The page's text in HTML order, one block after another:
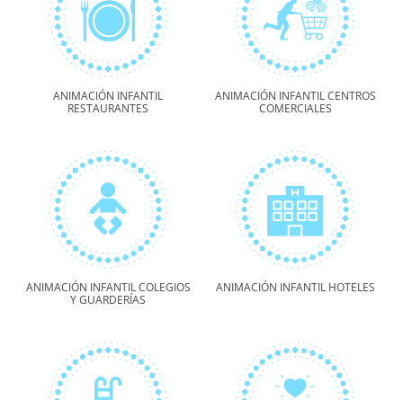
ANIMACIÓN INFANTIL
RESTAURANTES
ANIMACIÓN INFANTIL CENTROS
COMERCIALES
ANIMACIÓN INFANTIL COLEGIOS
Y GUARDERÍAS
ANIMACIÓN INFANTIL HOTELES